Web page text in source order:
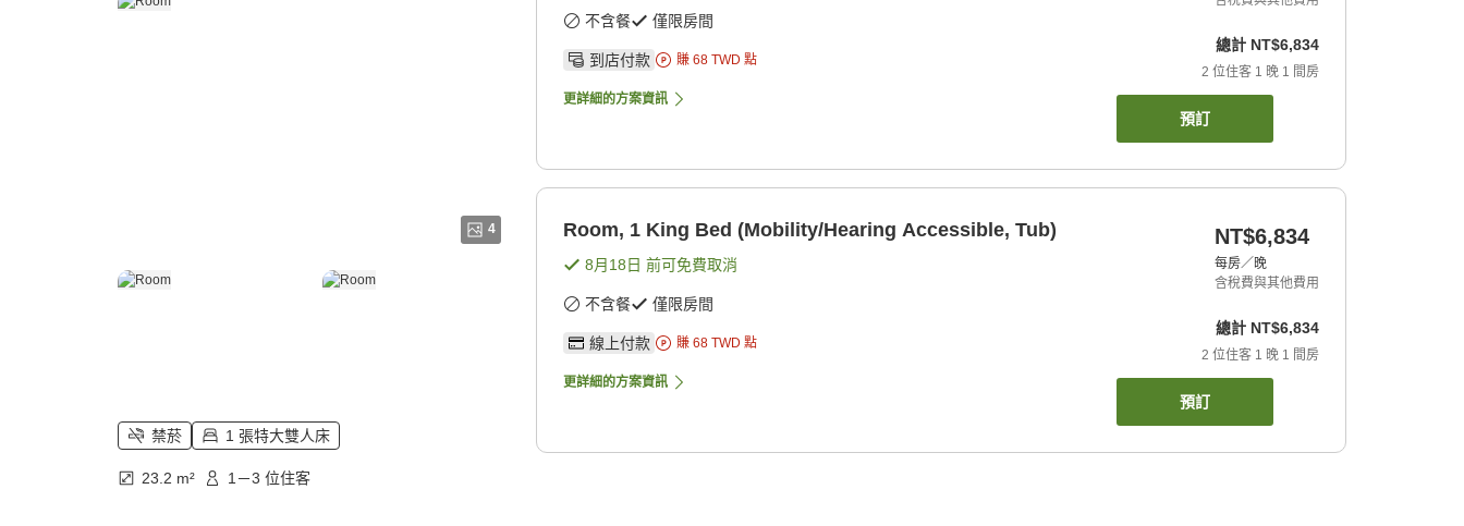
4
禁菸 1 張特大雙人床
23.2 m² 1－3 位住客
不含餐 僅限房間
到店付款 賺 68 TWD 點
更詳細的方案資訊
總計 NT$6,834
2 位住客 1 晚 1 間房
預訂
Room, 1 King Bed (Mobility/Hearing Accessible, Tub)
8月18日 前可免費取消
不含餐 僅限房間
線上付款 賺 68 TWD 點
更詳細的方案資訊
NT$6,834
每房／晚
含稅費與其他費用
總計 NT$6,834
2 位住客 1 晚 1 間房
預訂